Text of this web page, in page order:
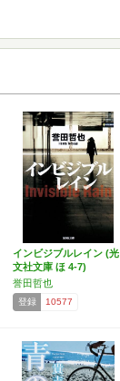
インビジブルレイン (光
文社文庫 ほ 4-7)
誉田哲也
登録 10577